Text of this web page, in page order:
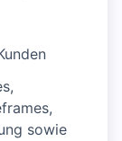
sowie